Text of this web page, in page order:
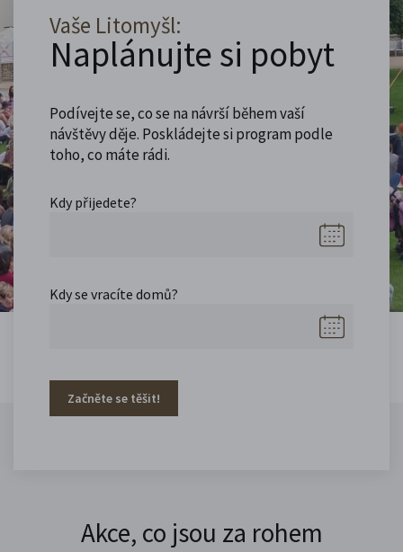
Vaše Litomyšl:
Naplánujte si pobyt
Podívejte se, co se na návrší během vaší
návštěvy děje. Poskládejte si program podle
toho, co máte rádi.
Kdy přijedete?
Kdy se vracíte domů?
Začněte se těšit!
Akce, co jsou za rohem